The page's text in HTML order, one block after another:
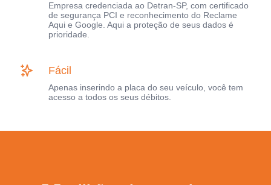
Empresa credenciada ao Detran-SP, com certificado
de segurança PCI e reconhecimento do Reclame
Aqui e Google. Aqui a proteção de seus dados é
prioridade.
Fácil
Apenas inserindo a placa do seu veículo, você tem
acesso a todos os seus débitos.